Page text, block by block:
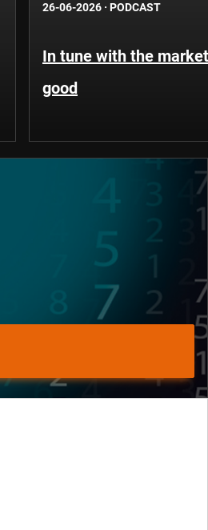
26-06-2026 · PODCAST
In tune with the
good